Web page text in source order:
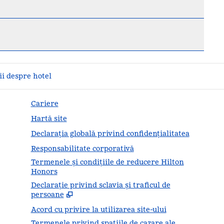
despre hotel
Cariere
Hartă site
Declarația globală privind confidenţialitatea
Responsabilitate corporativă
Termenele și condițiile de reducere Hilton
Honors
Declarație privind sclavia și traficul de
persoane
Acord cu privire la utilizarea site-ului